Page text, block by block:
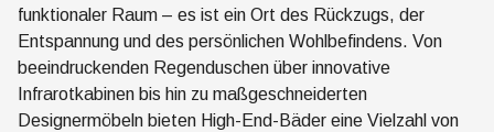
funktionaler Raum – es ist ein Ort des Rückzugs, der
Entspannung und des persönlichen Wohlbefindens. Von
beeindruckenden Regenduschen über innovative
Infrarotkabinen bis hin zu maßgeschneiderten
Designermöbeln bieten High-End-Bäder eine Vielzahl von